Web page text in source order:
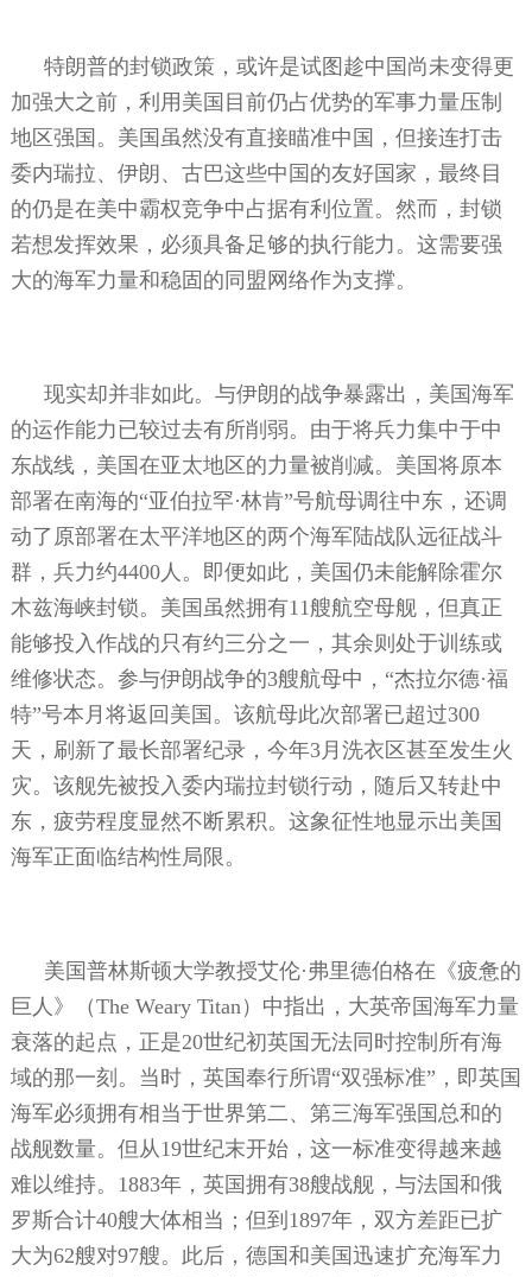
特朗普的封锁政策，或许是试图趁中国尚未变得更
加强大之前，利用美国目前仍占优势的军事力量压制
地区强国。美国虽然没有直接瞄准中国，但接连打击
委内瑞拉、伊朗、古巴这些中国的友好国家，最终目
的仍是在美中霸权竞争中占据有利位置。然而，封锁
若想发挥效果，必须具备足够的执行能力。这需要强
大的海军力量和稳固的同盟网络作为支撑。
现实却并非如此。与伊朗的战争暴露出，美国海军
的运作能力已较过去有所削弱。由于将兵力集中于中
东战线，美国在亚太地区的力量被削减。美国将原本
部署在南海的“亚伯拉罕·林肯”号航母调往中东，还调
动了原部署在太平洋地区的两个海军陆战队远征战斗
群，兵力约4400人。即便如此，美国仍未能解除霍尔
木兹海峡封锁。美国虽然拥有11艘航空母舰，但真正
能够投入作战的只有约三分之一，其余则处于训练或
维修状态。参与伊朗战争的3艘航母中，“杰拉尔德·福
特”号本月将返回美国。该航母此次部署已超过300
天，刷新了最长部署纪录，今年3月洗衣区甚至发生火
灾。该舰先被投入委内瑞拉封锁行动，随后又转赴中
东，疲劳程度显然不断累积。这象征性地显示出美国
海军正面临结构性局限。
美国普林斯顿大学教授艾伦·弗里德伯格在《疲惫的
巨人》（The Weary Titan ）中指出，大英帝国海军力量
衰落的起点，正是20世纪初英国无法同时控制所有海
域的那一刻。当时，英国奉行所谓“双强标准”，即英国
海军必须拥有相当于世界第二、第三海军强国总和的
战舰数量。但从 19世纪末开始，这一标准变得越来越
难以维持。
1883年，英国拥有38艘战舰，与法国和俄
罗斯合计40艘大体相当；但到 1897年，双方差距已扩
大为62艘对97艘。此后，德国和美国迅速扩充海军力